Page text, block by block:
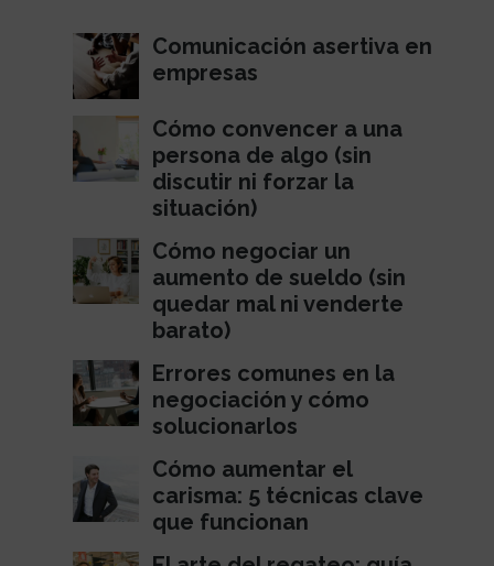
Comunicación asertiva en
empresas
Cómo convencer a una
persona de algo (sin
discutir ni forzar la
situación)
Cómo negociar un
aumento de sueldo (sin
quedar mal ni venderte
barato)
Errores comunes en la
negociación y cómo
solucionarlos
Cómo aumentar el
carisma: 5 técnicas clave
que funcionan